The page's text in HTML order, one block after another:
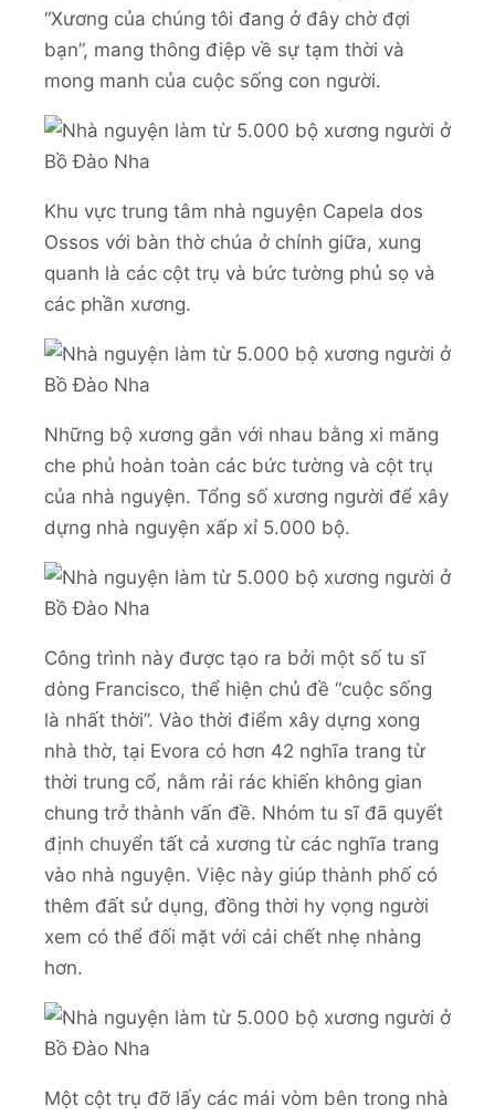
“Xương của chúng tôi đang ở đây chờ đợi
bạn”, mang thông điệp về sự tạm thời và
mong manh của cuộc sống con người.
Khu vực trung tâm nhà nguyện Capela dos
Ossos với bàn thờ chúa ở chính giữa, xung
quanh là các cột trụ và bức tường phủ sọ và
các phần xương.
Những bộ xương gắn với nhau bằng xi măng
che phủ hoàn toàn các bức tường và cột trụ
của nhà nguyện. Tổng số xương người để xây
dựng nhà nguyện xấp xỉ 5.000 bộ.
Công trình này được tạo ra bởi một số tu sĩ
dòng Francisco, thể hiện chủ đề “cuộc sống
là nhất thời”. Vào thời điểm xây dựng xong
nhà thờ, tại Evora có hơn 42 nghĩa trang từ
thời trung cổ, nằm rải rác khiến không gian
chung trở thành vấn đề. Nhóm tu sĩ đã quyết
định chuyển tất cả xương từ các nghĩa trang
vào nhà nguyện. Việc này giúp thành phố có
thêm đất sử dụng, đồng thời hy vọng người
xem có thể đối mặt với cái chết nhẹ nhàng
hơn.
Một cột trụ đỡ lấy các mái vòm bên trong nhà